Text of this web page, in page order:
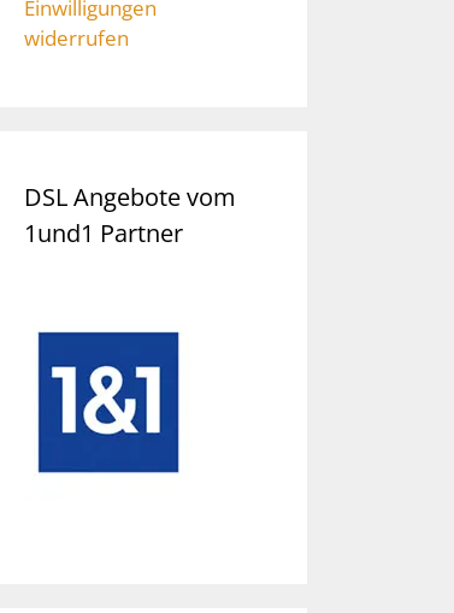
Einwilligungen
widerrufen
DSL Angebote vom
1und1 Partner